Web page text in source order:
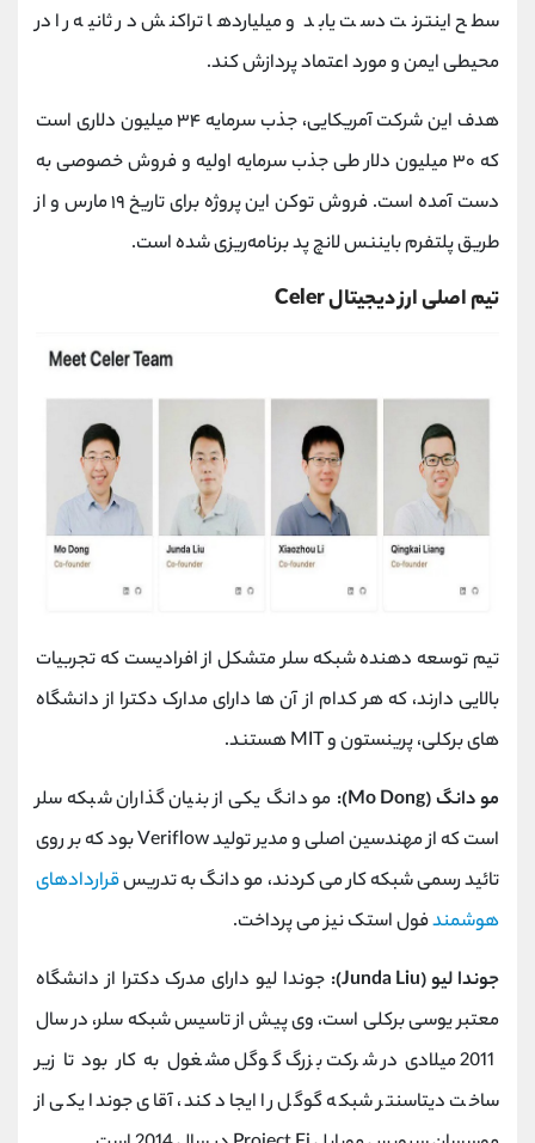
سطح اینترنت دست یابد و میلیاردها تراکنش در ثانیه را در
محیطی ایمن و مورد اعتماد پردازش کند.
هدف این شرکت آمریکایی، جذب سرمایه ۳۴ میلیون دلاری است
که ۳۰ میلیون دلار طی جذب سرمایه اولیه و فروش خصوصی به
دست آمده است. فروش توکن این پروژه برای تاریخ ۱۹ مارس و از
طریق پلتفرم بایننس لانچ‌ پد برنامه‌ریزی شده است.
تیم اصلی ارز دیجیتال Celer
تیم توسعه دهنده شبکه سلر متشکل از افرادیست که تجربیات
بالایی دارند، که هر کدام از آن ها دارای مدارک دکترا از دانشگاه
های برکلی، پرینستون و MIT هستند.
مو دانگ (Mo Dong):
مو دانگ یکی از بنیان گذاران شبکه سلر
است که از مهندسین اصلی و مدیر تولید Veriflow بود که بر روی
تائید رسمی شبکه کار می کردند، مو دانگ به تدریسقراردادهای
هوشمندفول استک نیز می پرداخت.
جوندا لیو (Junda Liu):
جوندا لیو دارای مدرک دکترا از دانشگاه
معتبر یوسی برکلی است، وی پیش از تاسیس شبکه سلر، در سال
2011 میلادی در شرکت بزرگ گوگل مشغول به کار بود تا زیر
ساخت دیتاسنتر شبکه گوگل را ایجاد کند، آقای جوندا یکی از